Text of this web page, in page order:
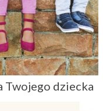
Twojego dziecka